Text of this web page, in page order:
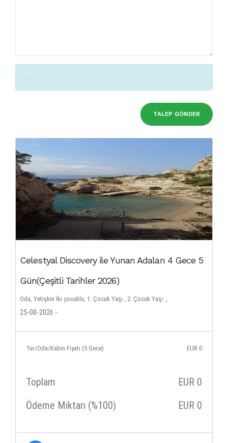
.
TALEP GÖNDER
Celestyal Discovery ile Yunan Adaları 4 Gece 5
Gün(Çeşitli Tarihler 2026)
Oda, Yetişkin İki çocuklu, 1. Çocuk Yaşı , 2. Çocuk Yaşı: ,
25-08-2026 -
Tur/Oda/Kabin Fiyatı (5 Gece) EUR 0
Toplam EUR 0
Ödeme Miktarı (%100)
EUR 0